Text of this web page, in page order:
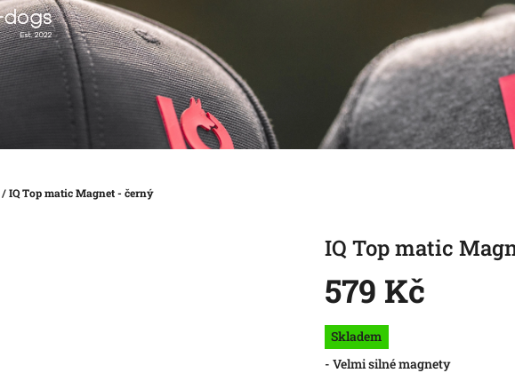
/IQ Top matic Magnet - černý
IQ Top matic
579 Kč
Měrná
cena:
Skladem
- Velmi silné magnety